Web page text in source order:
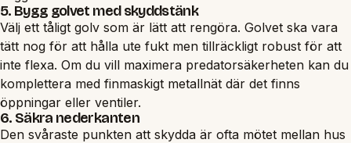
5. Bygg golvet med skyddstänk
Välj ett tåligt golv som är lätt att rengöra. Golvet ska vara
tätt nog för att hålla ute fukt men tillräckligt robust för att
inte flexa. Om du vill maximera predatorsäkerheten kan du
komplettera med finmaskigt metallnät där det finns
öppningar eller ventiler.
6. Säkra nederkanten
Den svåraste punkten att skydda är ofta mötet mellan hus